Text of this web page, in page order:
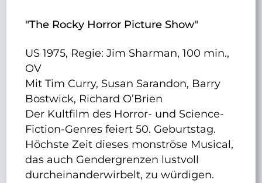
"The Rocky Horror Picture Show"
US 1975, Regie: Jim Sharman, 100 min.,
OV
Mit Tim Curry, Susan Sarandon, Barry
Bostwick, Richard O’Brien
Der Kultfilm des Horror- und Science-
Fiction-Genres feiert 50. Geburtstag.
Höchste Zeit dieses monströse Musical,
das auch Gendergrenzen lustvoll
durcheinanderwirbelt, zu würdigen.